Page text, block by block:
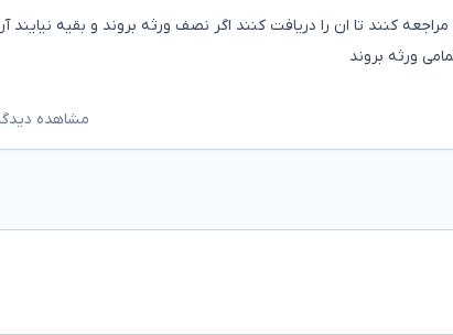
کنند تا ان را دریافت کنند اگر نصف ورثه بروند و بقیه
ورثه بروند
مشاهده